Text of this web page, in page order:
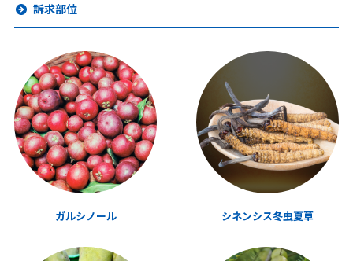
訴求部位
ガルシノール シネンシス冬虫夏草